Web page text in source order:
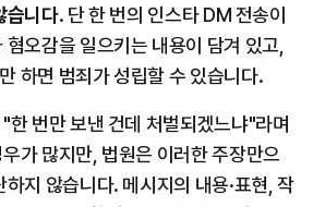
습니다. 단 한 번의 인스타 DM 전송이
오감을 일으키는 내용이 담겨 있고,
하면 범죄가 성립할 수 있습니다.
한 번만 보낸 건데 처벌되겠느냐"라며
가 많지만, 법원은 이러한 주장만으
지 않습니다. 메시지의 내용·표현, 작